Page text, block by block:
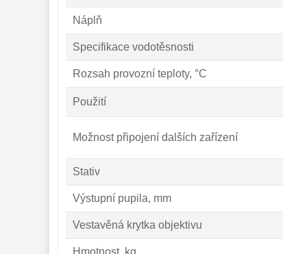
Náplň
Specifikace vodotěsnosti
Rozsah provozní teploty, °C
Použití
Možnost připojení dalších zařízení
Stativ
Výstupní pupila, mm
Vestavěná krytka objektivu
Hmotnost, kg